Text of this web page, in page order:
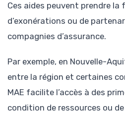
Ces aides peuvent prendre la
d’exonérations ou de
compagnies d’assurance.
Par exemple, en Nouvelle-
entre la région et certaines
MAE facilite l’accès à des
condition de ressources ou